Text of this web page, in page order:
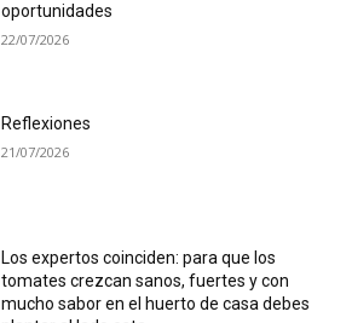
oportunidades
22/07/2026
Reflexiones
21/07/2026
Los expertos coinciden: para que los
tomates crezcan sanos, fuertes y con
mucho sabor en el huerto de casa debes